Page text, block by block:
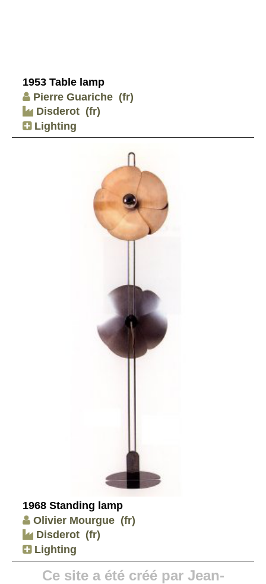
1953 Table lamp
Pierre Guariche (fr)
Disderot (fr)
Lighting
1968 Standing lamp
Olivier Mourgue (fr)
Disderot (fr)
Lighting
Ce site a été créé par Jean-